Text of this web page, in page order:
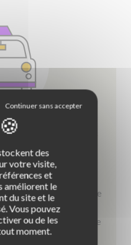
: l’entretien des
fondamental pour se
sécurité. Vérification de
des roues, etc. Codes
de l'exam' avec ce
code !
des
votre visite,
et
améliorent le
du site et le
Vous pouvez
ou de les
moment.